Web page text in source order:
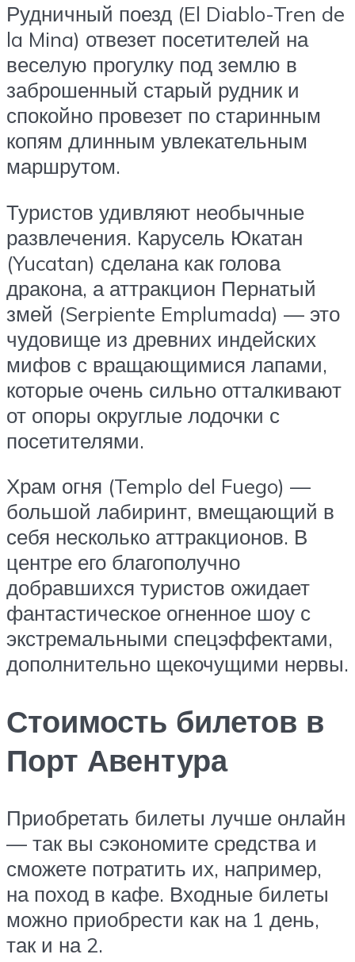
Рудничный поезд (El Diablo-Tren de
la Mina) отвезет посетителей на
веселую прогулку под землю в
заброшенный старый рудник и
спокойно провезет по старинным
копям длинным увлекательным
маршрутом.
Туристов удивляют необычные
развлечения. Карусель Юкатан
(Yucatan) сделана как голова
дракона, а аттракцион Пернатый
змей (Serpiente Emplumada) — это
чудовище из древних индейских
мифов с вращающимися лапами,
которые очень сильно отталкивают
от опоры округлые лодочки с
посетителями.
Храм огня (Templo del Fuego) —
большой лабиринт, вмещающий в
себя несколько аттракционов. В
центре его благополучно
добравшихся туристов ожидает
фантастическое огненное шоу с
экстремальными спецэффектами,
дополнительно щекочущими нервы.
Стоимость билетов в
Порт Авентура
Приобретать билеты лучше онлайн
— так вы сэкономите средства и
сможете потратить их, например,
на поход в кафе. Входные билеты
можно приобрести как на 1 день,
так и на 2.